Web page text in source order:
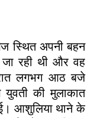
स्थित अपनी बहन
रही थी और वह
लगभग आठ बजे
की मुलाकात
आशुलिया थाने के